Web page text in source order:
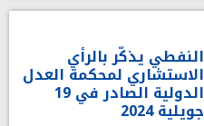
النفطي يذكّر بالرأي
الاستشاري لمحكمة العدل
الدولية الصادر في 19
جويلية 2024